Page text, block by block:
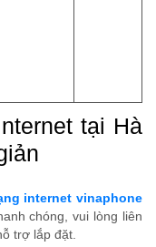
tại Hà
internet vinaphone
chóng, vui lòng liên
trợ lắp đặt.